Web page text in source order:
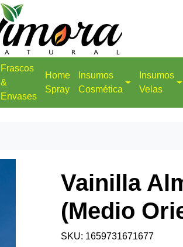
Frascos
&
Envases
Home
Spray
Insumos
Cosmética
Insumos
Velas
Vainilla
(Medio
SKU: 1659731671677